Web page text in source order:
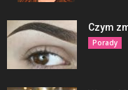
Czym
Porady